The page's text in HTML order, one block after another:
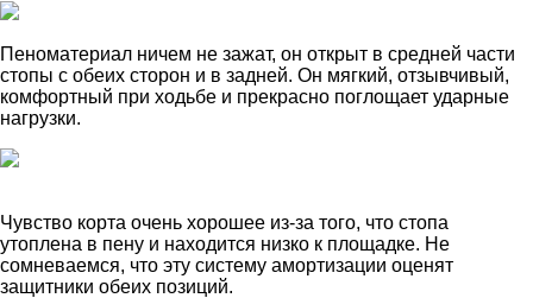
Пеноматериал ничем не зажат, он открыт в средней части
стопы с обеих сторон и в задней. Он мягкий, отзывчивый,
комфортный при ходьбе и прекрасно поглощает ударные
нагрузки.
Чувство корта очень хорошее из-за того, что стопа
утоплена в пену и находится низко к площадке. Не
сомневаемся, что эту систему амортизации оценят
защитники обеих позиций.